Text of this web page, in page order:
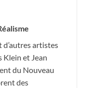
d’autres artistes
Klein et Jean
du Nouveau
des